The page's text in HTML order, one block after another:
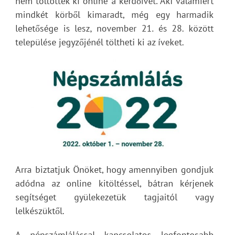
mindkét körből kimaradt, még egy harmadik
lehetősége is lesz, november 21. és 28. között
települése jegyzőjénél töltheti ki az íveket.
Arra biztatjuk Önöket, hogy amennyiben gondjuk
adódna az online kitöltéssel, bátran kérjenek
segítséget gyülekezetük tagjaitól vagy
lelkészüktől.